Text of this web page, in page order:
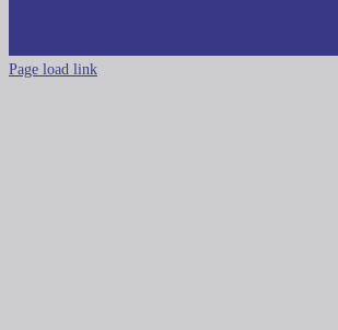
Page load link